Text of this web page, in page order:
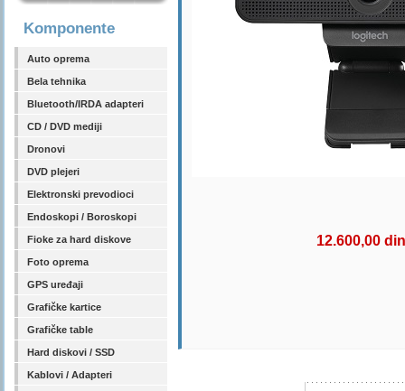
Komponente
Auto oprema
Bela tehnika
Bluetooth/IRDA adapteri
CD / DVD mediji
Dronovi
DVD plejeri
Elektronski prevodioci
Endoskopi / Boroskopi
Fioke za hard diskove
Foto oprema
GPS uređaji
Grafičke kartice
Grafičke table
Hard diskovi / SSD
Kablovi / Adapteri
12.600,00